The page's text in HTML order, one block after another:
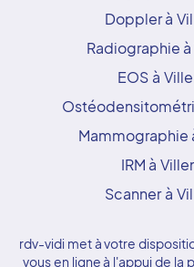
Doppler à
Radiographie
EOS à
Mammographie
IRM à
Scanner à
rdv-vidi met à votre
vous en ligne à l'appui de la